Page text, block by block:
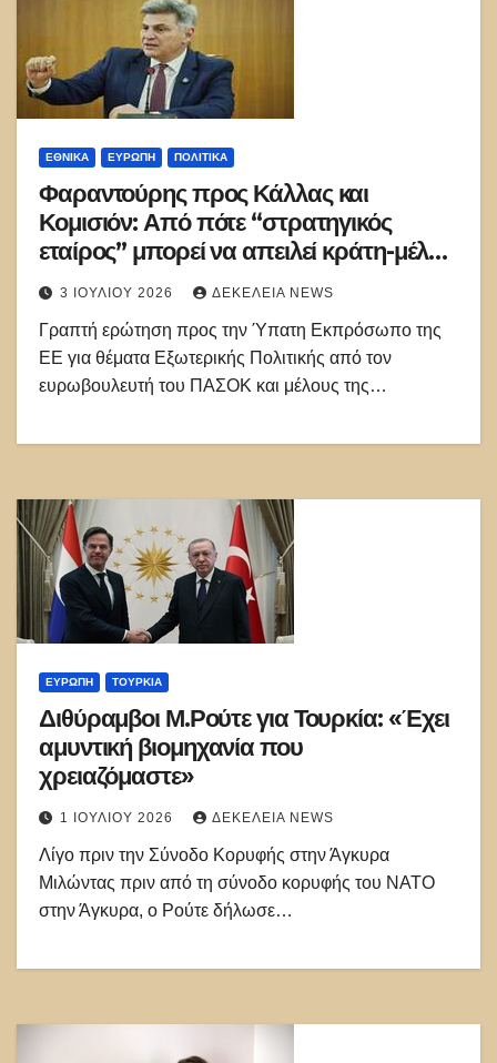
ΕΘΝΙΚΑ ΕΥΡΏΠΗ ΠΟΛΙΤΙΚΑ
Φαραντούρης προς Κάλλας και
Κομισιόν: Από πότε “στρατηγικός
εταίρος” μπορεί να απειλεί κράτη-μέλη
της ΕΕ;»
3 ΙΟΥΛΊΟΥ 2026 ΔΕΚΈΛΕΙΑ NEWS
Γραπτή ερώτηση προς την Ύπατη Εκπρόσωπο της
ΕΕ για θέματα Εξωτερικής Πολιτικής από τον
ευρωβουλευτή του ΠΑΣΟΚ και μέλους της…
ΕΥΡΏΠΗ ΤΟΥΡΚΊΑ
Διθύραμβοι Μ.Ρούτε για Τουρκία: «Έχει
αμυντική βιομηχανία που
χρειαζόμαστε»
1 ΙΟΥΛΊΟΥ 2026 ΔΕΚΈΛΕΙΑ NEWS
Λίγο πριν την Σύνοδο Κορυφής στην Άγκυρα
Μιλώντας πριν από τη σύνοδο κορυφής του ΝΑΤΟ
στην Άγκυρα, ο Ρούτε δήλωσε…